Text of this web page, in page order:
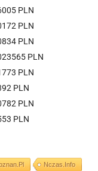
PLN
PLN
PLN
PLN
PLN
PLN
PLN
PLN
Nczas.info